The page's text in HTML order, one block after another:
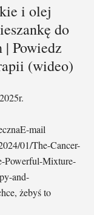
i olej
do
Powiedz
(wideo)
mail
01/The-Cancer-
Powerful-Mixture-
and-
żebyś to